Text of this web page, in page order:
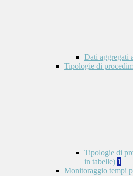
Dati aggregati
Tipologie di
Tipologie di
in tabelle) 1
Monitoraggio tempi